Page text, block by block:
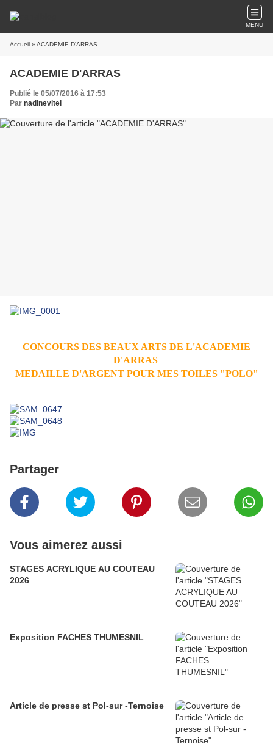
MENU
Accueil » ACADEMIE D'ARRAS
ACADEMIE D'ARRAS
Publié le 05/07/2016 à 17:53
Par nadinevitel
CONCOURS DES BEAUX ARTS DE L'ACADEMIE
D'ARRAS
MEDAILLE D'ARGENT POUR MES TOILES "POLO"
Partager
Vous aimerez aussi
STAGES ACRYLIQUE AU COUTEAU
2026
Exposition FACHES THUMESNIL
Article de presse st Pol-sur -Ternoise